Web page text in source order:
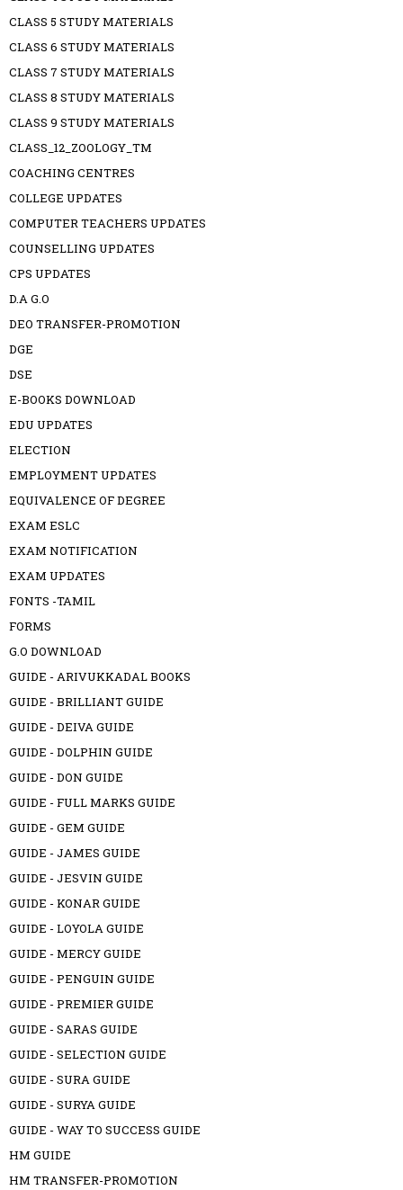
CLASS 5 STUDY MATERIALS
CLASS 6 STUDY MATERIALS
CLASS 7 STUDY MATERIALS
CLASS 8 STUDY MATERIALS
CLASS 9 STUDY MATERIALS
CLASS_12_ZOOLOGY_TM
COACHING CENTRES
COLLEGE UPDATES
COMPUTER TEACHERS UPDATES
COUNSELLING UPDATES
CPS UPDATES
D.A G.O
DEO TRANSFER-PROMOTION
DGE
DSE
E-BOOKS DOWNLOAD
EDU UPDATES
ELECTION
EMPLOYMENT UPDATES
EQUIVALENCE OF DEGREE
EXAM ESLC
EXAM NOTIFICATION
EXAM UPDATES
FONTS -TAMIL
FORMS
G.O DOWNLOAD
GUIDE - ARIVUKKADAL BOOKS
GUIDE - BRILLIANT GUIDE
GUIDE - DEIVA GUIDE
GUIDE - DOLPHIN GUIDE
GUIDE - DON GUIDE
GUIDE - FULL MARKS GUIDE
GUIDE - GEM GUIDE
GUIDE - JAMES GUIDE
GUIDE - JESVIN GUIDE
GUIDE - KONAR GUIDE
GUIDE - LOYOLA GUIDE
GUIDE - MERCY GUIDE
GUIDE - PENGUIN GUIDE
GUIDE - PREMIER GUIDE
GUIDE - SARAS GUIDE
GUIDE - SELECTION GUIDE
GUIDE - SURA GUIDE
GUIDE - SURYA GUIDE
GUIDE - WAY TO SUCCESS GUIDE
HM GUIDE
HM TRANSFER-PROMOTION